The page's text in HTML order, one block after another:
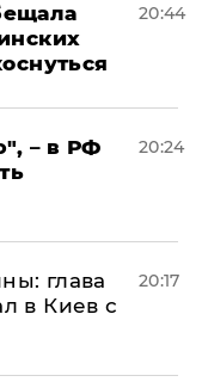
20:44
– в РФ
20:24
глава
в Киев с
20:17